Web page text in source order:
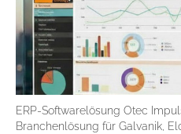
ERP-Softwarelösung Otec
Branchenlösung für Galvanik,